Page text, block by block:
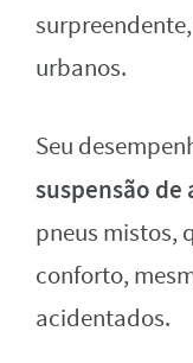
urbanos.
Seu
suspensão
pneus mistos,
conforto,
acidentados.